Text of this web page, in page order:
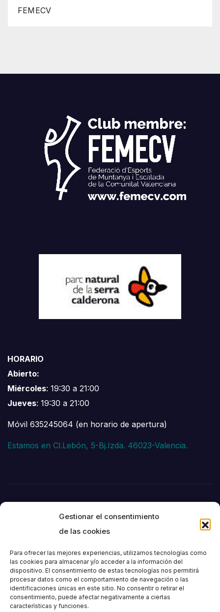
Gestionar el consentimiento
de las cookies
Para ofrecer las mejores experiencias, utilizamos tecnologías como
las cookies para almacenar y/o acceder a la información del
dispositivo. El consentimiento de estas tecnologías nos permitirá
procesar datos como el comportamiento de navegación o las
identificaciones únicas en este sitio. No consentir o retirar el
consentimiento, puede afectar negativamente a ciertas
características y funciones.
FEMECV
HORARIO
Abierto:
Miércoles: 19:30 a 21:00
Jueves: 19:30 a 21:00
Móvil 635245064 (en horario de apertura)
Estamos en Cl.Lebón, 5-Bj.Izda. 46023-Valencia.
Societat